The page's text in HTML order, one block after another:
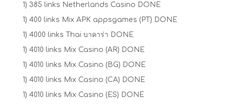
1) 385 links Netherlands Casino DONE
1) 400 links Mix APK appsgames (PT) DONE
1) 4000 links Thai บาคาร่า DONE
1) 4010 links Mix Casino (AR) DONE
1) 4010 links Mix Casino (BG) DONE
1) 4010 links Mix Casino (CA) DONE
1) 4010 links Mix Casino (ES) DONE